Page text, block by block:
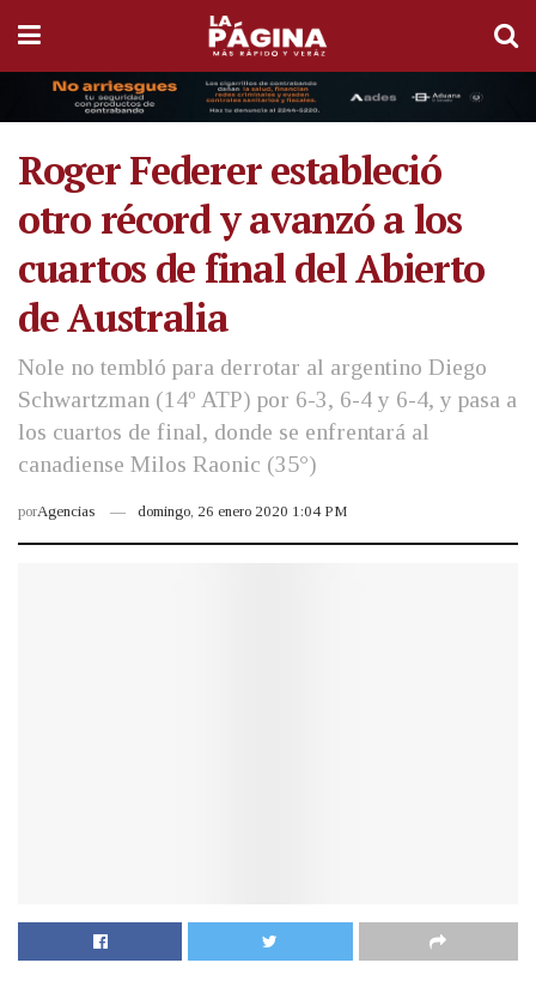
Roger Federer estableció
otro récord y avanzó a los
cuartos de final del Abierto
de Australia
Nole no tembló para derrotar al argentino Diego
Schwartzman (14º ATP) por 6-3, 6-4 y 6-4, y pasa a
los cuartos de final, donde se enfrentará al
canadiense Milos Raonic (35°)
porAgencias domingo, 26 enero 2020 1:04 PM